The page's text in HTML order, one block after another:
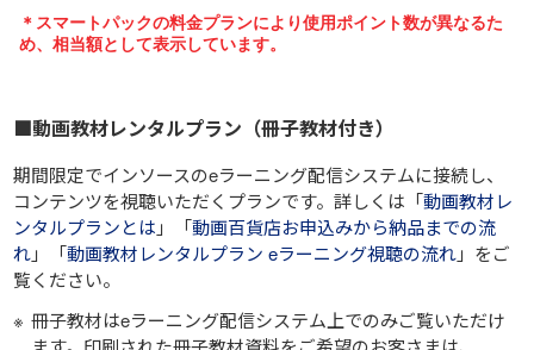
■動画教材レンタルプラン（冊子教材付き）
期間限定でインソースのeラーニング配信システムに接続し、
コンテンツを視聴いただくプランです。詳しくは「動画教材レ
ンタルプランとは 」「動画百貨店お申込みから納品までの流
れ」「動画教材レンタルプラン eラーニング視聴の流れ」をご
覧ください。
冊子教材はeラーニング配信システム上でのみご覧いただけ